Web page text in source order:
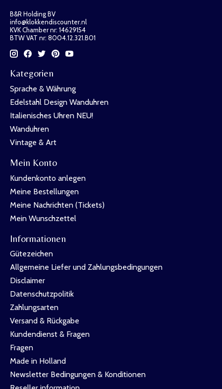
B&R Holding BV
info@klokkendiscounter.nl
KVK Chamber nr: 14629154
BTW VAT nr: 8004.12.321.B01
Kategorien
Sprache & Währung
Edelstahl Design Wanduhren
Italienisches Uhren NEU!
Wanduhren
Vintage & Art
Mein Konto
Kundenkonto anlegen
Meine Bestellungen
Meine Nachrichten (Tickets)
Mein Wunschzettel
Informationen
Gütezeichen
Allgemeine Liefer und Zahlungsbedingungen
Disclaimer
Datenschutzpolitik
Zahlungsarten
Versand & Rückgabe
Kundendienst & Fragen
Fragen
Made in Holland
Newsletter Bedingungen & Konditionen